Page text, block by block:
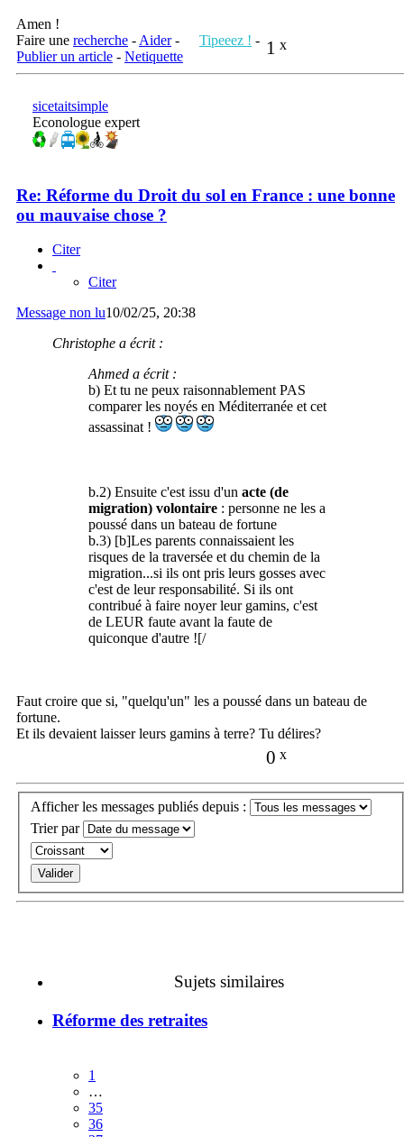
Amen !
1 x
Faire une recherche - Aider- Tipeeez ! -
Publier un article - Netiquette
sicetaitsimple
Econologue expert
Re: Réforme du Droit du sol en France : une bonne
ou mauvaise chose ?
Citer
Citer
Message non lu10/02/25, 20:38
Christophe a écrit :
Ahmed a écrit :
b) Et tu ne peux raisonnablement PAS
comparer les noyés en Méditerranée et cet
assassinat !
b.2) Ensuite c'est issu d'un acte (de
migration) volontaire : personne ne les a
poussé dans un bateau de fortune
b.3) [b]Les parents connaissaient les
risques de la traversée et du chemin de la
migration...si ils ont pris leurs gosses avec
c'est de leur responsabilité. Si ils ont
contribué à faire noyer leur gamins, c'est
de LEUR faute avant la faute de
quiconque d'autre ![/
Faut croire que si, "quelqu'un" les a poussé dans un bateau de
fortune.
Et ils devaient laisser leurs gamins à terre? Tu délires?
0 x
Afficher les messages publiés depuis :
Trier par
Sujets similaires
Réforme des retraites
1
…
35
36